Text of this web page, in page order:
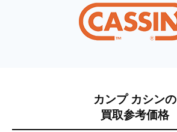
カンプ カシンの
買取参考価格